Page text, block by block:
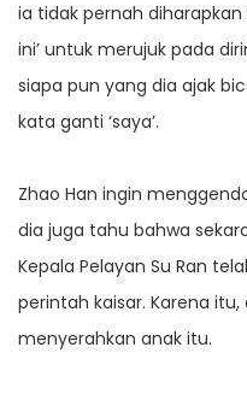
ia tidak pernah
ini’ untuk merujuk pada
siapa pun yang dia ajak
kata ganti ‘saya’.
Zhao Han ingin
dia juga tahu bahwa
Kepala Pelayan Su Ran
perintah kaisar. Karena
menyerahkan anak itu.